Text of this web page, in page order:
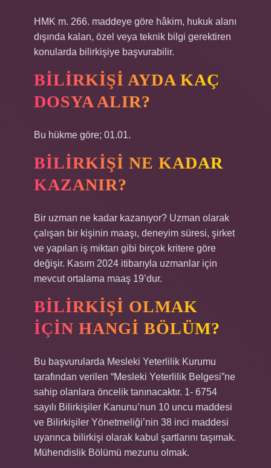
HMK m. 266. maddeye göre hâkim, hukuk alanı
dışında kalan, özel veya teknik bilgi gerektiren
konularda bilirkişiye başvurabilir.
BILIRKIŞI AYDA KAÇ
DOSYA ALIR?
Bu hükme göre; 01.01.
BILIRKIŞI NE KADAR
KAZANIR?
Bir uzman ne kadar kazanıyor? Uzman olarak
çalışan bir kişinin maaşı, deneyim süresi, şirket
ve yapılan iş miktarı gibi birçok kritere göre
değişir. Kasım 2024 itibarıyla uzmanlar için
mevcut ortalama maaş 19’dur.
BILIRKIŞI OLMAK
IÇIN HANGI BÖLÜM?
Bu başvurularda Mesleki Yeterlilik Kurumu
tarafından verilen “Mesleki Yeterlilik Belgesi”ne
sahip olanlara öncelik tanınacaktır. 1- 6754
sayılı Bilirkişiler Kanunu’nun 10 uncu maddesi
ve Bilirkişiler Yönetmeliği’nin 38 inci maddesi
uyarınca bilirkişi olarak kabul şartlarını taşımak.
Mühendislik Bölümü mezunu olmak.